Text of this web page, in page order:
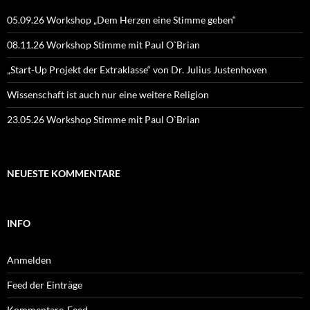
05.09.26 Workshop „Dem Herzen eine Stimme geben“
08.11.26 Workshop Stimme mit Paul O`Brian
„Start-Up Projekt der Extraklasse“ von Dr. Julius Justenhoven
Wissenschaft ist auch nur eine weitere Religion
23.05.26 Workshop Stimme mit Paul O`Brian
NEUESTE KOMMENTARE
INFO
Anmelden
Feed der Einträge